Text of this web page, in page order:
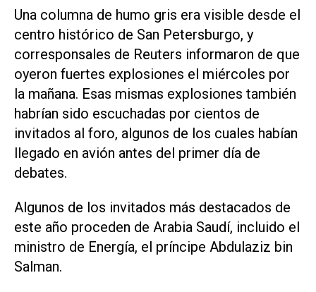
Una columna de humo gris era visible desde el
centro histórico de San Petersburgo, y
corresponsales de Reuters informaron de que
oyeron fuertes explosiones el miércoles por
la mañana. Esas mismas explosiones también
habrían sido escuchadas por cientos de
invitados al foro, algunos de los cuales habían
llegado en avión antes del primer día de
debates.
Algunos de los invitados más destacados de
este año proceden de Arabia Saudí, incluido el
ministro de Energía, el ‌príncipe Abdulaziz bin
Salman.